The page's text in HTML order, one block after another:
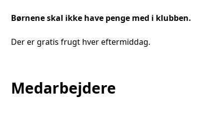
Børnene skal ikke have penge med i klubben.
Der er gratis frugt hver eftermiddag.
Medarbejdere